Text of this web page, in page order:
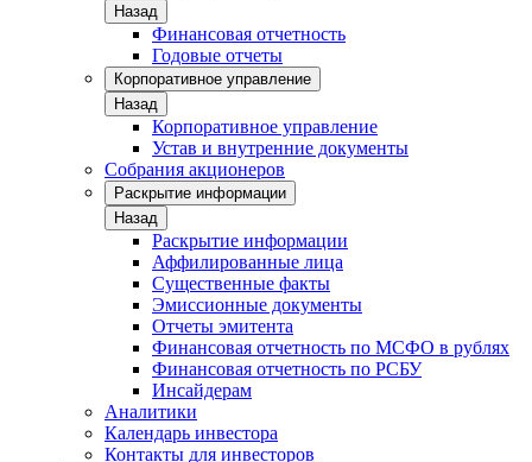
Назад
Финансовая отчетность
Годовые отчеты
Корпоративное управление
Назад
Корпоративное управление
Устав и внутренние документы
Собрания акционеров
Раскрытие информации
Назад
Раскрытие информации
Аффилированные лица
Существенные факты
Эмиссионные документы
Отчеты эмитента
Финансовая отчетность по МСФО в рублях
Финансовая отчетность по РСБУ
Инсайдерам
Аналитики
Календарь инвестора
Контакты для инвесторов